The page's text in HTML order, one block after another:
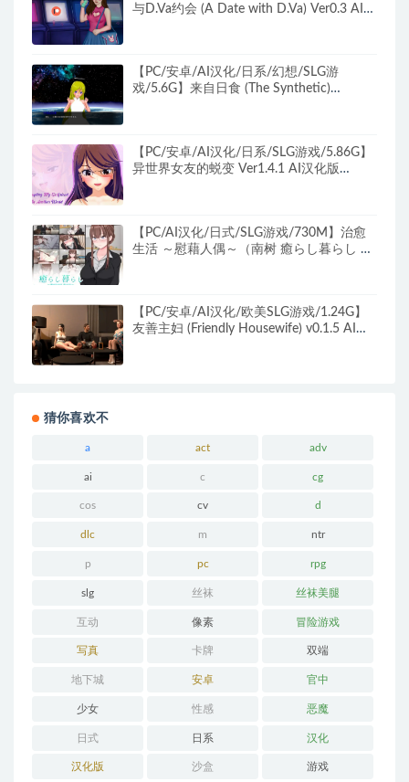
与D.Va约会 (A Date with D.Va) Ver0.3 AI汉
【PC/安卓/AI汉化/日系/幻想/SLG游
戏/5.6G】来自日食 (The Synthetic)
【PC/安卓/AI汉化/日系/SLG游戏/5.86G】
异世界女友的蜕变 Ver1.4.1 AI汉化版
【PC/AI汉化/日式/SLG游戏/730M】治愈
生活 ～慰藉人偶～（南树 癒らし暮らし ～
【PC/安卓/AI汉化/欧美SLG游戏/1.24G】
友善主妇 (Friendly Housewife) v0.1.5 AI汉
猜你喜欢不
a act adv
ai c cg
cos cv d
dlc m ntr
p pc rpg
slg 丝袜 丝袜美腿
互动 像素 冒险游戏
写真 卡牌 双端
地下城 安卓 官中
少女 性感 恶魔
日式 日系 汉化
汉化版 沙盒 游戏